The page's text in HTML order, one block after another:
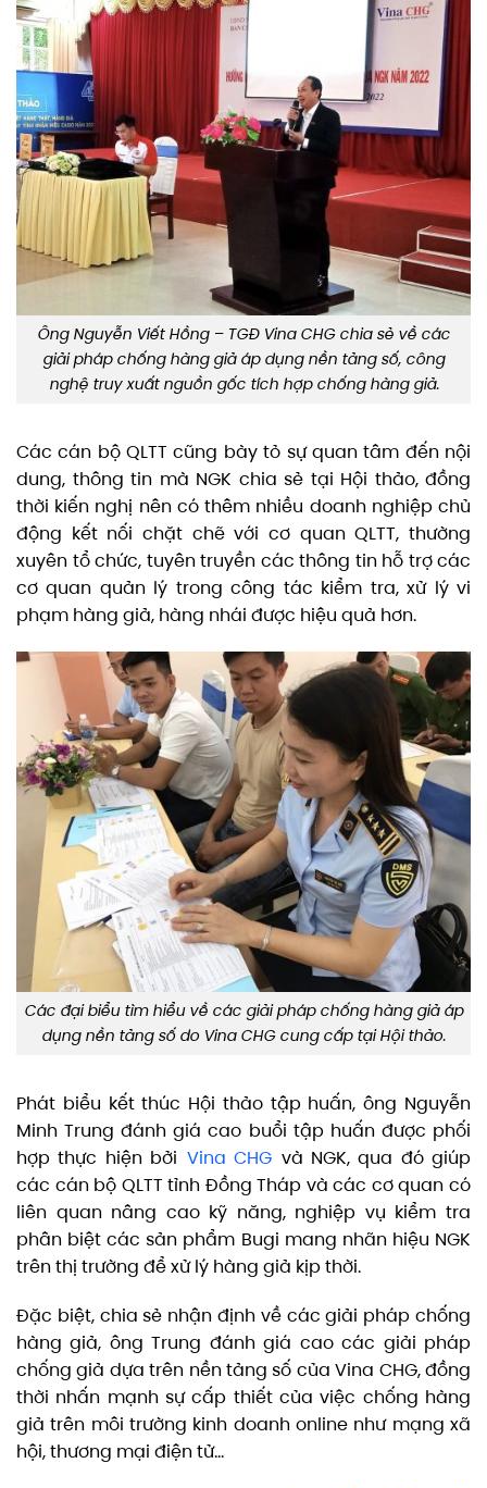
Ông Nguyễn Viết Hồng – TGĐ Vina CHG chia sẻ về các
giải pháp chống hàng giả áp dụng nền tảng số, công
nghệ truy xuất nguồn gốc tích hợp chống hàng giả.
Các cán bộ QLTT cũng bày tỏ sự quan tâm đến nội
dung, thông tin mà NGK chia sẻ tại Hội thảo, đồng
thời kiến nghị nên có thêm nhiều doanh nghiệp chủ
động kết nối chặt chẽ với cơ quan QLTT, thường
xuyên tổ chức, tuyên truyền các thông tin hỗ trợ các
cơ quan quản lý trong công tác kiểm tra, xử lý vi
phạm hàng giả, hàng nhái được hiệu quả hơn.
Các đại biểu tìm hiểu về các giải pháp chống hàng giả áp
dụng nền tảng số do Vina CHG cung cấp tại Hội thảo.
Phát biểu kết thúc Hội thảo tập huấn, ông Nguyễn
Minh Trung đánh giá cao buổi tập huấn được phối
hợp thực hiện bởi Vina CHG và NGK, qua đó giúp
các cán bộ QLTT tỉnh Đồng Tháp và các cơ quan có
liên quan nâng cao kỹ năng, nghiệp vụ kiểm tra
phân biệt các sản phẩm Bugi mang nhãn hiệu NGK
trên thị trường để xử lý hàng giả kịp thời.
Đặc biệt, chia sẻ nhận định về các giải pháp chống
hàng giả, ông Trung đánh giá cao các giải pháp
chống giả dựa trên nền tảng số của Vina CHG, đồng
thời nhấn mạnh sự cấp thiết của việc chống hàng
giả trên môi trường kinh doanh online như mạng xã
hội, thương mại điện tử…